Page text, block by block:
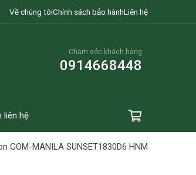
Về chúng tôiChính sách bảo hànhLiên hệ
Chăm sóc khách hàng
0914668448
liên hệ
GOM-MANILA SUNSET1830D6 HNM